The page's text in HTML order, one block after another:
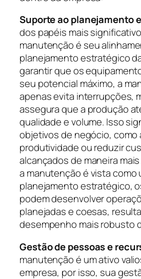
Suporte ao planejamento
dos papéis mais
manutenção é seu
planejamento estratégico
garantir que os
seu potencial máximo, a
apenas evita interrupções,
assegura que a produção
qualidade e volume. Isso
objetivos de negócio, como
produtividade ou reduzir
alcançados de maneira
a manutenção é vista como
planejamento estratégico,
podem desenvolver
planejadas e coesas,
desempenho mais robusto
Gestão de pessoas e
manutenção é um ativo
empresa, por isso, sua